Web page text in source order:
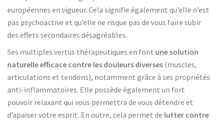
européennes en vigueur. Cela signifie également qu’elle n’est
pas psychoactive et qu’elle ne risque pas de vous faire subir
des effets secondaires désagréables.
Ses multiples vertus thérapeutiques en font une solution
naturelle efficace contre les douleurs diverses (muscles,
articulations et tendons), notamment grâce à ses propriétés
anti-inflammatoires. Elle possède également un fort
pouvoir relaxant qui vous permettra de vous détendre et
d’apaiser votre esprit. En outre, cela permet de lutter contre